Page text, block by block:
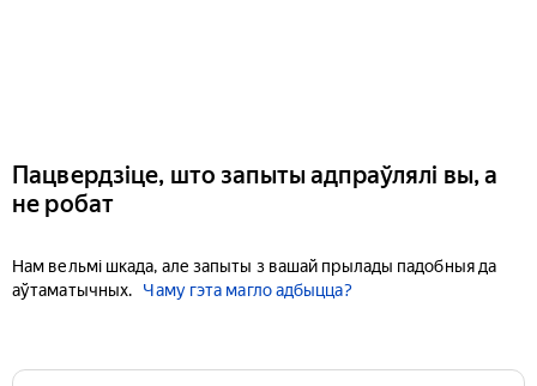
Пацвердзіце, што запыты адпраўлялі вы, а
не робат
Нам вельмі шкада, але запыты з вашай прылады падобныя да
аўтаматычных.
Чаму гэта магло адбыцца?